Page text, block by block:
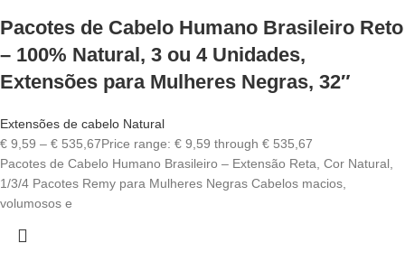
Pacotes de Cabelo Humano Brasileiro Reto
– 100% Natural, 3 ou 4 Unidades,
Extensões para Mulheres Negras, 32″
Extensões de cabelo Natural
€ 9,59 – € 535,67Price range: € 9,59 through € 535,67
Pacotes de Cabelo Humano Brasileiro – Extensão Reta, Cor Natural,
1/3/4 Pacotes Remy para Mulheres Negras Cabelos macios,
volumosos e